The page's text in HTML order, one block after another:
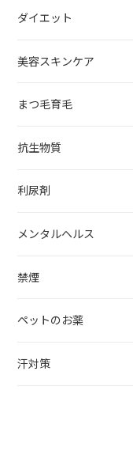
ダイエット
美容スキンケア
まつ毛育毛
抗生物質
利尿剤
メンタルヘルス
禁煙
ペットのお薬
汗対策